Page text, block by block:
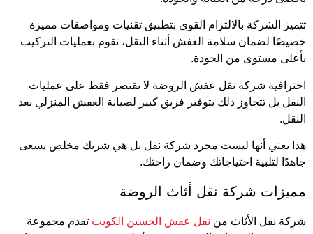
تتميز الشركة بالالتزام القوي بتطبيق تقنيات ومواصفات مميزة
خصيصًا لضمان سلامة العفش أثناء النقل، تقوم بعمليات التركيب
بأعلى مستوى من الجودة.
احترافية شركة نقل عفش الروضة لا تقتصر فقط على عمليات
النقل بل تتجاوز ذلك بتوفير فريق كبير لصيانة العفش المنزلي بعد
النقل.
هذا يعني أنها ليست مجرد شركة نقل بل هي شريك مخلص يسعى
جاهدًا لتلبية احتياجاتك وضمان راحتك.
مميزات شركة نقل أثاث الروضة
شركة نقل الأثاث من نقل عفش الحسين الكويت تقدم مجموعة